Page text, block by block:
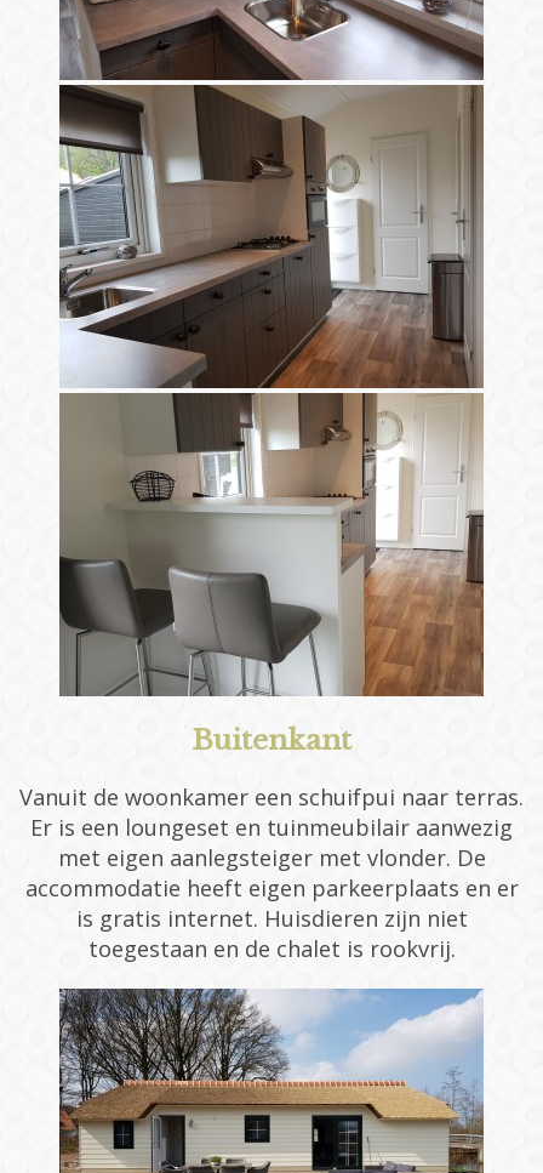
Buitenkant
Vanuit de woonkamer een schuifpui naar terras.
Er is een loungeset en tuinmeubilair aanwezig
met eigen aanlegsteiger met vlonder. De
accommodatie heeft eigen parkeerplaats en er
is gratis internet. Huisdieren zijn niet
toegestaan en de chalet is rookvrij.